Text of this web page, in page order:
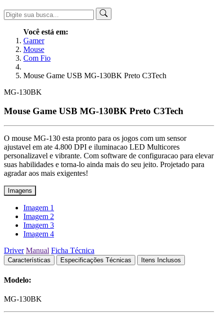
Você está em:
Gamer
Mouse
Com Fio
Mouse Game USB MG-130BK Preto C3Tech
MG-130BK
Mouse Game USB MG-130BK Preto C3Tech
O mouse MG-130 esta pronto para os jogos com um sensor
ajustavel em ate 4.800 DPI e iluminacao LED Multicores
personalizavel e vibrante. Com software de configuracao para elevar
suas habilidades e torna-lo ainda mais do seu jeito. Projetado para
agradar aos mais exigentes!
Imagens
Imagem 1
Imagem 2
Imagem 3
Imagem 4
Driver Manual Ficha Técnica
Características Especificações Técnicas Itens Inclusos
Modelo:
MG-130BK